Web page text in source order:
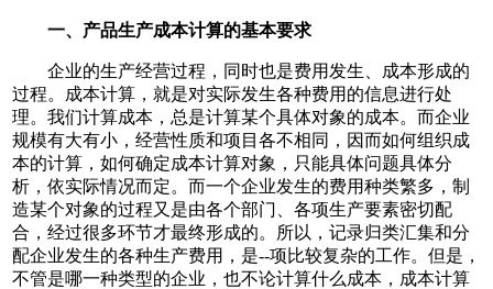
一、产品生产成本计算的基本要求
企业的生产经营过程，同时也是费用发生、成本形成的
过程。成本计算，就是对实际发生各种费用的信息进行处
理。我们计算成本，总是计算某个具体对象的成本。而企业
规模有大有小，经营性质和项目各不相同，因而如何组织成
本的计算，如何确定成本计算对象，只能具体问题具体分
析，依实际情况而定。而一个企业发生的费用种类繁多，制
造某个对象的过程又是由各个部门、各项生产要素密切配
合，经过很多环节才最终形成的。所以，记录归类汇集和分
配企业发生的各种生产费用，是--项比较复杂的工作。但是，
不管是哪一种类型的企业，也不论计算什么成本，成本计算